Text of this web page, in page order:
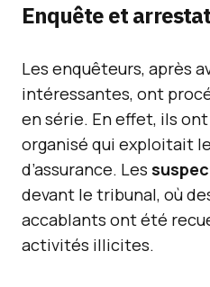
Enquête et
Les enquêteurs, après
intéressantes, ont
en série. En effet, ils
organisé qui exploitait
d’assurance. Les
devant le tribunal, où
accablants ont été
activités illicites.